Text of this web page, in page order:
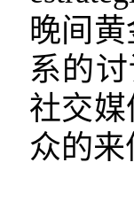
晚间
系的
社交
众的